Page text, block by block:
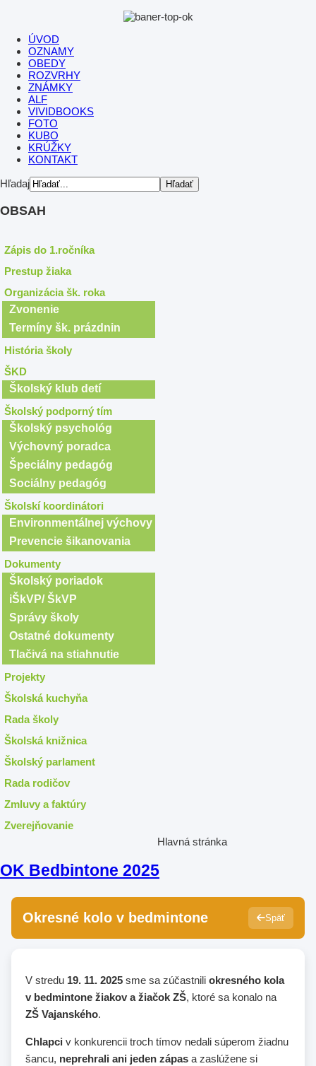
ÚVOD
OZNAMY
OBEDY
ROZVRHY
ZNÁMKY
ALF
VIVIDBOOKS
FOTO
KUBO
KRÚŽKY
KONTAKT
Hľadaj
OBSAH
Zápis do 1.ročníka
Prestup žiaka
Organizácia šk. roka
Zvonenie
Termíny šk. prázdnin
História školy
ŠKD
Školský klub detí
Školský podporný tím
Školský psychológ
Výchovný poradca
Špeciálny pedagóg
Sociálny pedagóg
Školskí koordinátori
Environmentálnej výchovy
Prevencie šikanovania
Dokumenty
Školský poriadok
iŠkVP/ ŠkVP
Správy školy
Ostatné dokumenty
Tlačivá na stiahnutie
Projekty
Školská kuchyňa
Rada školy
Školská knižnica
Školský parlament
Rada rodičov
Zmluvy a faktúry
Zverejňovanie
Hlavná stránka
OK Bedbintone 2025
Okresné kolo v bedmintone Späť
V stredu 19. 11. 2025 sme sa zúčastnili okresného kola
v bedmintone žiakov a žiačok ZŠ, ktoré sa konalo na
ZŠ Vajanského.
Chlapci v konkurencii troch tímov nedali súperom žiadnu
šancu, neprehrali ani jeden zápas a zaslúžene si